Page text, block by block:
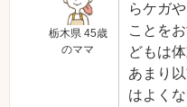
栃木県 45歳
のママ
らケガ
ことを
どもは
あまり
はよく